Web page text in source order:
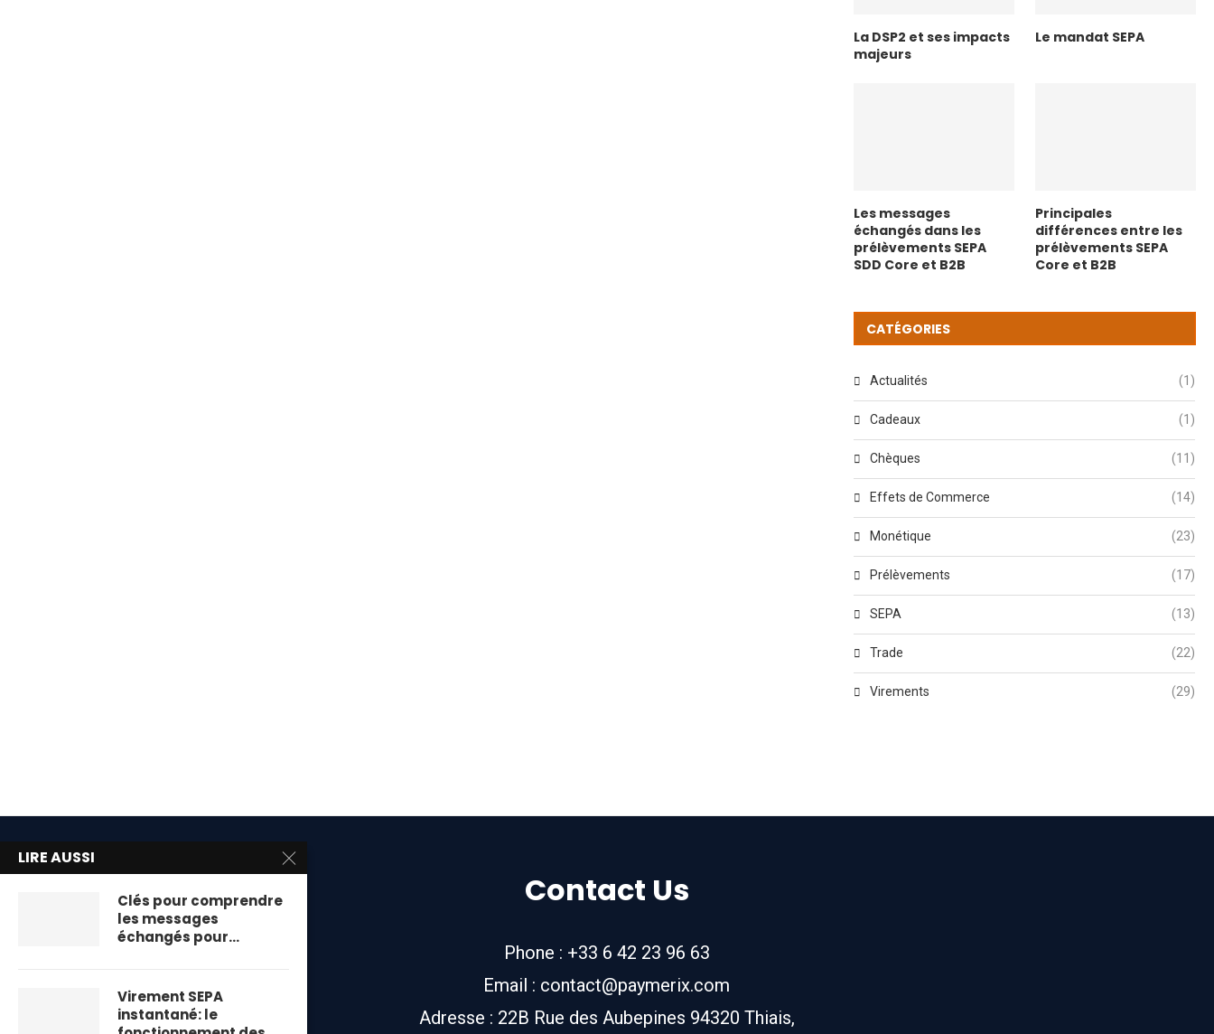
La DSP2 et ses impacts
majeurs
Le mandat SEPA
Les messages
échangés dans les
prélèvements SEPA
SDD Core et B2B
Principales
différences entre les
prélèvements SEPA
Core et B2B
CATÉGORIES
Actualités (1)
Cadeaux (1)
Chèques (11)
Effets de Commerce (14)
Monétique (23)
Prélèvements (17)
SEPA (13)
Trade (22)
Virements (29)
Contact Us
Phone : +33 6 42 23 96 63
Email : contact@paymerix.com
Adresse : 22B Rue des Aubepines 94320 Thiais,
LIRE AUSSI
Clés pour comprendre
les messages
échangés pour...
Virement SEPA
instantané: le